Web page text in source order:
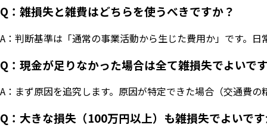
Q：雑損失と雑費はどちらを使うべきですか？
A：判断基準は「通常の事業活動から生じた費用か」です。
Q：現金が足りなかった場合は全て雑損失でよいで
A：まず原因を追究します。原因が特定できた場合（交通費
Q：大きな損失（100万円以上）も雑損失でよいで
いますぐ無料登録